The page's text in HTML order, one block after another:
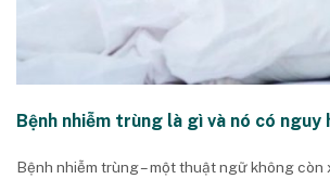
Bệnh nhiễm trùng là gì và nó có nguy
Bệnh nhiễm trùng – một thuật ngữ không còn